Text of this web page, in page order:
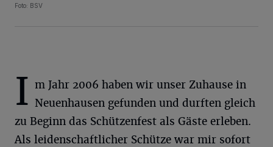
Foto: BSV
I m Jahr 2006 haben wir unser Zuhause in
Neuenhausen gefunden und durften gleich
zu Beginn das Schützenfest als Gäste erleben.
Als leidenschaftlicher Schütze war mir sofort